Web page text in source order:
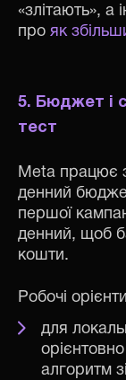
«злітають», а
про як
5. Бюджет і
тест
Meta працює
денний
першої
денний, щоб
кошти.
Робочі
для
алгоритм